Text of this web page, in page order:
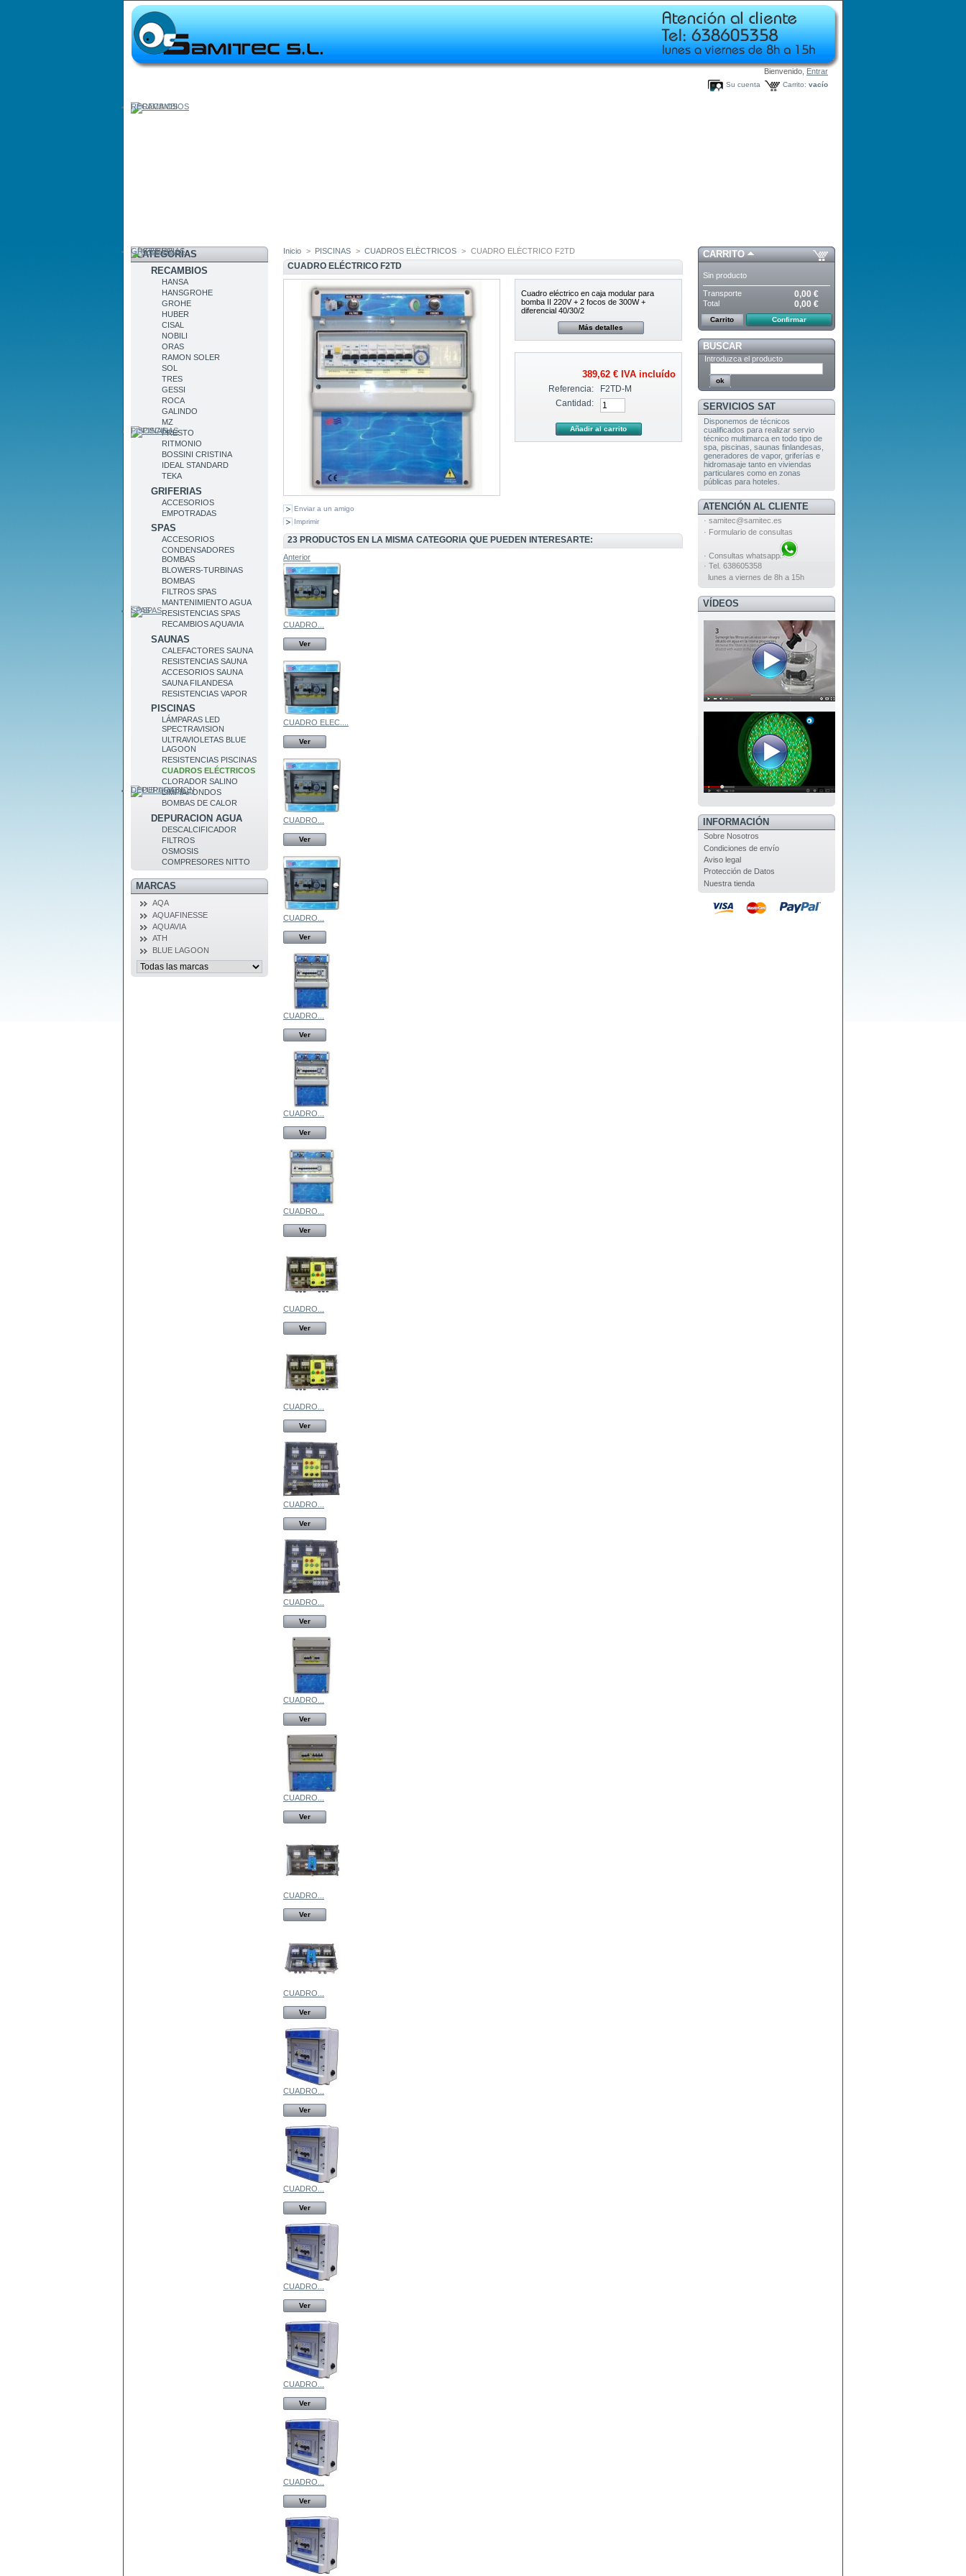
Bienvenido, Entrar
Carrito: vacío
Su cuenta
RECAMBIOS
GRIFERIAS
PISCINAS
SPAS
DEPURACION
CATEGORÍAS
RECAMBIOS
HANSA
HANSGROHE
GROHE
HUBER
CISAL
NOBILI
ORAS
RAMON SOLER
SOL
TRES
GESSI
ROCA
GALINDO
MZ
PRESTO
RITMONIO
BOSSINI CRISTINA
IDEAL STANDARD
TEKA
GRIFERIAS
ACCESORIOS
EMPOTRADAS
SPAS
ACCESORIOS
CONDENSADORES
BOMBAS
BLOWERS-TURBINAS
BOMBAS
FILTROS SPAS
MANTENIMIENTO AGUA
RESISTENCIAS SPAS
RECAMBIOS AQUAVIA
SAUNAS
CALEFACTORES SAUNA
RESISTENCIAS SAUNA
ACCESORIOS SAUNA
SAUNA FILANDESA
RESISTENCIAS VAPOR
PISCINAS
LÁMPARAS LED
SPECTRAVISION
ULTRAVIOLETAS BLUE
LAGOON
RESISTENCIAS PISCINAS
CUADROS ELÉCTRICOS
CLORADOR SALINO
LIMPIAFONDOS
BOMBAS DE CALOR
DEPURACION AGUA
DESCALCIFICADOR
FILTROS
OSMOSIS
COMPRESORES NITTO
MARCAS
AQA
AQUAFINESSE
AQUAVIA
ATH
BLUE LAGOON
Inicio > PISCINAS > CUADROS ELÉCTRICOS > CUADRO ELÉCTRICO F2TD
CUADRO ELÉCTRICO F2TD
Enviar a un amigo
Imprimir
Cuadro eléctrico en caja modular para
bomba II 220V + 2 focos de 300W +
diferencial 40/30/2
Más detalles
389,62 €IVA incluído
Referencia:
F2TD-M
Cantidad:
23 PRODUCTOS EN LA MISMA CATEGORIA QUE PUEDEN INTERESARTE:
Anterior
CUADRO...
Ver
CUADRO ELEC....
Ver
CUADRO...
Ver
CUADRO...
Ver
CUADRO...
Ver
CUADRO...
Ver
CUADRO...
Ver
CUADRO...
Ver
CUADRO...
Ver
CUADRO...
Ver
CUADRO...
Ver
CUADRO...
Ver
CUADRO...
Ver
CUADRO...
Ver
CUADRO...
Ver
CUADRO...
Ver
CUADRO...
Ver
CUADRO...
Ver
CUADRO...
Ver
CUADRO...
Ver
CARRITO
Sin producto
Transporte 0,00 €
Total 0,00 €
Carrito Confirmar
BUSCAR
Introduzca el producto
SERVICIOS SAT
Disponemos de técnicos
cualificados para realizar servio
técnico multimarca en todo tipo de
spa, piscinas, saunas finlandesas,
generadores de vapor, griferías e
hidromasaje tanto en viviendas
particulares como en zonas
públicas para hoteles.
ATENCIÓN AL CLIENTE
· samitec@samitec.es
· Formulario de consultas
· Consultas whatsapp
· Tel. 638605358
lunes a viernes de 8h a 15h
VÍDEOS
INFORMACIÓN
Sobre Nosotros
Condiciones de envío
Aviso legal
Protección de Datos
Nuestra tienda